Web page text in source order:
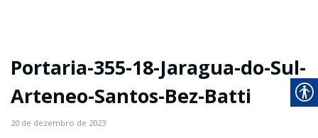
Portaria-355-18-Jaragua-do-Sul-
Arteneo-Santos-Bez-Batti
20 de dezembro de 2023